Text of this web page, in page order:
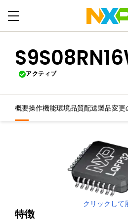
アクティブ
概要操作機能環境品質配送製品変更
クリックして
特徴